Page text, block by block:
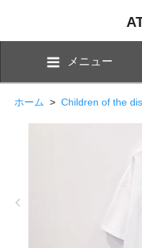
メニュー
ホーム > Children of the